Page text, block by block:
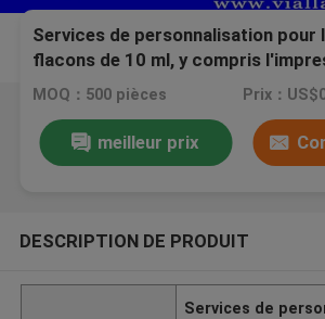
Services de personnalisation pour
flacons de 10 ml, y compris
taille et conception pour répondre
spécifiques
MOQ：500 pièces
meilleur prix
DESCRIPTION DE PRODUIT
Services de